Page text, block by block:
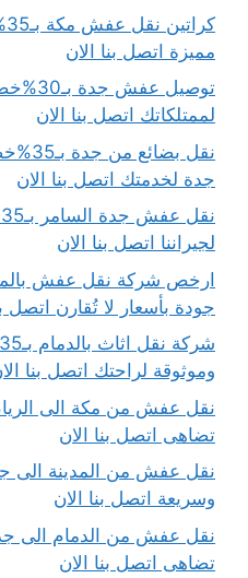
مميزة اتصل بنا الان
توصيل
لممتلكاتك اتصل بنا الان
نقل
جدة لخدمتك اتصل بنا الان
لجيراننا اتصل بنا الان
جودة بأسعار لا تُقارن اتصل
وموثوقة لراحتك اتصل بنا
تضاهى اتصل بنا الان
وسريعة اتصل بنا الان
تضاهى اتصل بنا الان